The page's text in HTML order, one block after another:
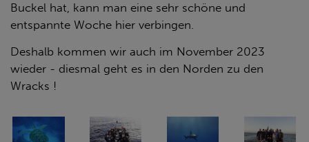
Buckel hat, kann man eine sehr schöne und
entspannte Woche hier verbingen.
Deshalb kommen wir auch im November 2023
wieder - diesmal geht es in den Norden zu den
Wracks !